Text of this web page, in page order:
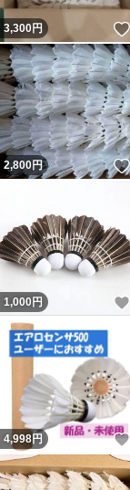
3,300円
2,800円
1,000 円
4,998円